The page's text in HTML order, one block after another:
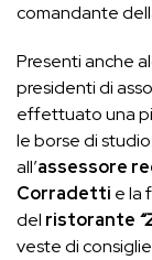
comandante
Presenti anche
presidenti di
effettuato una
le borse di
all’assessore
Corradetti e la
del ristorante
veste di